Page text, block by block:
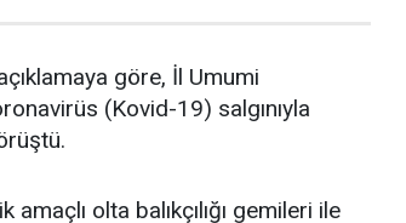
göre, İl Umumi
(Kovid-19) salgınıyla
olta balıkçılığı gemileri ile